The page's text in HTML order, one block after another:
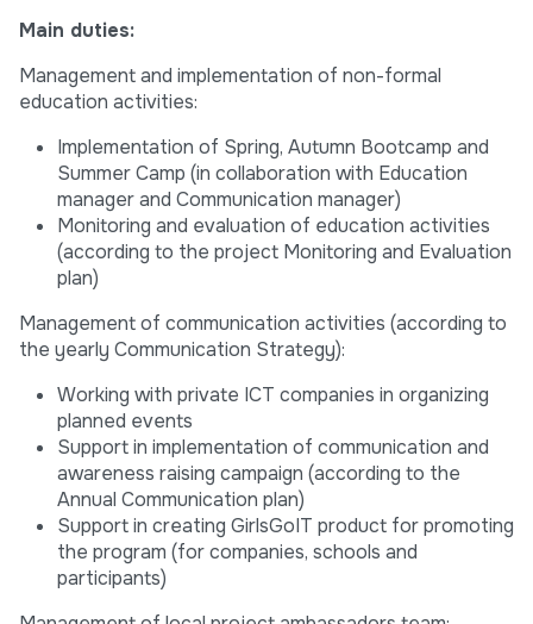
Main duties:
Management and implementation of non-formal
education activities:
Implementation of Spring, Autumn Bootcamp and
Summer Camp (in collaboration with Education
manager and Communication manager)
Monitoring and evaluation of education activities
(according to the project Monitoring and Evaluation
plan)
Management of communication activities (according to
the yearly Communication Strategy):
Working with private ICT companies in organizing
planned events
Support in implementation of communication and
awareness raising campaign (according to the
Annual Communication plan)
Support in creating GirlsGoIT product for promoting
the program (for companies, schools and
participants)